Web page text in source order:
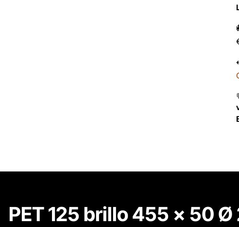
PET 125 brillo 455 x 50 Ø